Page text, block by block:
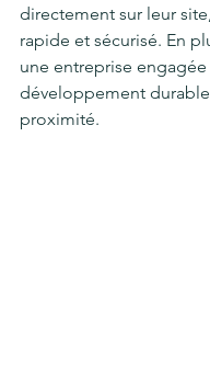
directement sur leur
rapide et sécurisé. En
une entreprise engagée
développement
proximité.